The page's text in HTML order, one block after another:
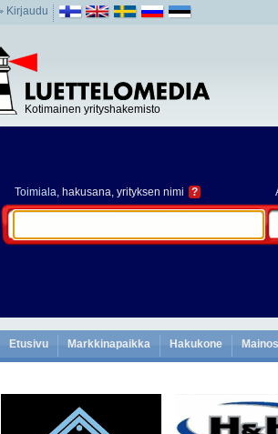
Kirjaudu
Kotimainen yrityshakemisto
Toimiala, hakusana, yrityksen nimi ?
Etusivu Markkinapaikka Hakukone